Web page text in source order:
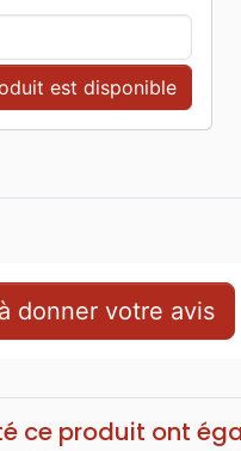
est disponible
donner votre avis
ce produit ont